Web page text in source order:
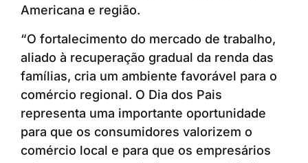
Americana e região.
“O fortalecimento do mercado de trabalho,
aliado à recuperação gradual da renda das
famílias, cria um ambiente favorável para o
comércio regional. O Dia dos Pais
representa uma importante oportunidade
para que os consumidores valorizem o
comércio local e para que os empresários